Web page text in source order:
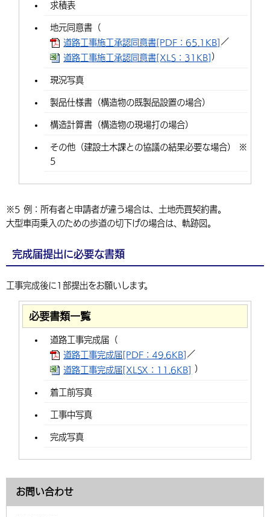
求積表
地元同意書（
道路工事施工承認同意書[PDF：65.1KB] ／
道路工事施工承認同意書[XLS：31KB]）
現況写真
製品仕様書（構造物の既製品設置の場合）
構造計算書（構造物の現場打の場合）
その他（建設土木課との協議の結果必要な場合） ※
5
※5 例：所有者と申請者が違う場合は、土地売買契約書。
大型車両乗入のための歩道の切下げの場合は、軌跡図。
完成届提出に必要な書類
工事完成後に1部提出をお願いします。
必要書類一覧
道路工事完成届（
道路工事完成届[PDF：49.6KB] ／
道路工事完成届[XLSX：11.6KB]
）
着工前写真
工事中写真
完成写真
お問い合わせ